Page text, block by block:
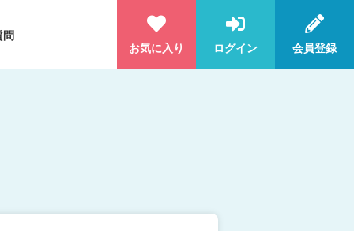
問
お気に入り
ログイン 会員登録